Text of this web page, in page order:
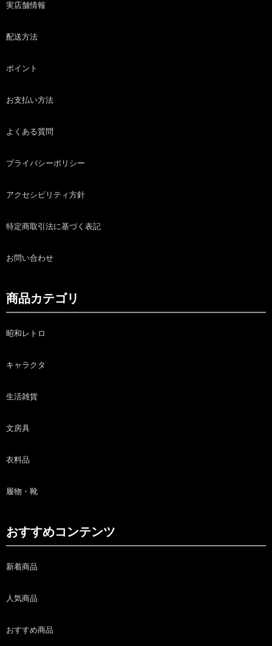
実店舗情報
配送方法
ポイント
お支払い方法
よくある質問
プライバシーポリシー
アクセシビリティ方針
特定商取引法に基づく表記
お問い合わせ
商品カテゴリ
昭和レトロ
キャラクタ
生活雑貨
文房具
衣料品
履物・靴
おすすめコンテンツ
新着商品
人気商品
おすすめ商品